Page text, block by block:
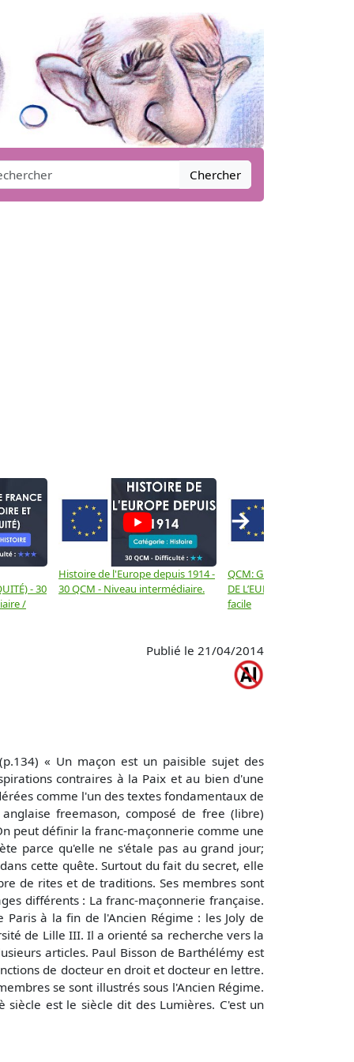
Chercher
- 30
/
Histoire de l'Europe depuis 1914 -
30 QCM - Niveau intermédiaire.
QCM: GÉOGRAPHIE
DE L’EUROPE - 30 QCM -
facile
→
Publié le 21/04/2014
« Un maçon est un paisible sujet des
contraires à la Paix et au bien d'une
comme l'un des textes fondamentaux de
freemason, composé de free (libre)
peut définir la franc-maçonnerie comme une
parce qu'elle ne s'étale pas au grand jour;
cette quête. Surtout du fait du secret, elle
de rites et de traditions. Ses membres sont
différents : La franc-maçonnerie française.
à la fin de l'Ancien Régime : les Joly de
de Lille III. Il a orienté sa recherche vers la
articles. Paul Bisson de Barthélémy est
de docteur en droit et docteur en lettre.
se sont illustrés sous l'Ancien Régime.
siècle est le siècle dit des Lumières. C'est un